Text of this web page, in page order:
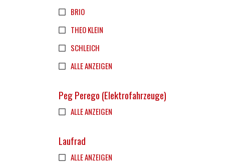
BRIO
THEO KLEIN
SCHLEICH
ALLE ANZEIGEN
Peg Perego (Elektrofahrzeuge)
ALLE ANZEIGEN
Laufrad
ALLE ANZEIGEN